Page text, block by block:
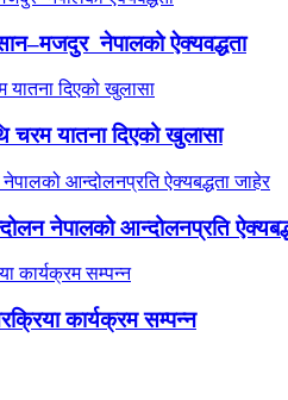
नेपालको ऐक्यवद्धता
चरम यातना दिएको खुलासा
नेपालको आन्दोलनप्रति
कार्यक्रम सम्पन्न